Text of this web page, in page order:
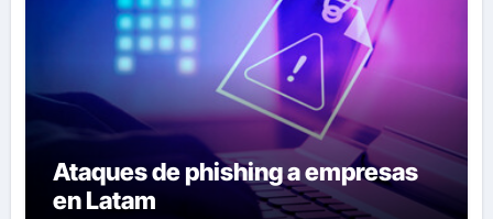
Ataques de phishing a empresas
en Latam